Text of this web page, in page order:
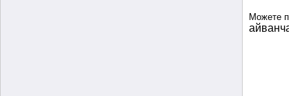
Можете